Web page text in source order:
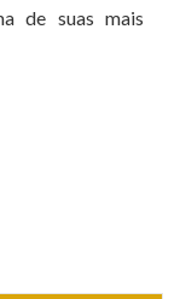
de suas mais